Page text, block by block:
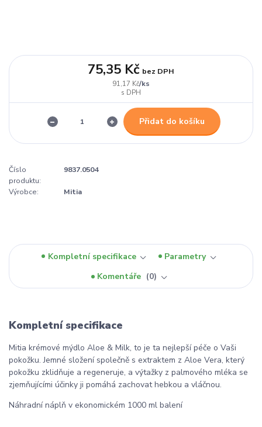
91,17 Kč/ks
75,35 Kč bez DPH
Přidat do košíku
Číslo
produktu:
9837.0504
Výrobce: Mitia
Kompletní specifikace
Parametry
Komentáře
0
Kompletní specifikace
Mitia krémové mýdlo Aloe & Milk, to je ta nejlepší péče o Vaši
pokožku. Jemné složení společně s extraktem z Aloe Vera, který
pokožku zklidňuje a regeneruje, a výtažky z palmového mléka se
zjemňujícími účinky ji pomáhá zachovat hebkou a vláčnou.
Náhradní náplň v ekonomickém 1000 ml balení